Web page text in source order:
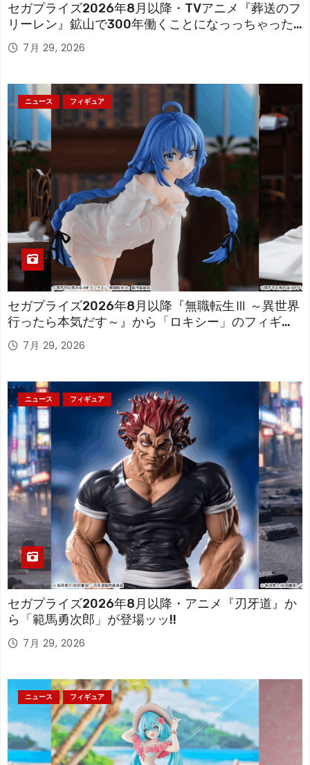
セガプライズ2026年8月以降・TVアニメ『葬送のフ
リーレン』鉱山で300年働くことになっっちゃった
「フリーレン」を立体化！
7月 29, 2026
ニュース フィギュア
セガプライズ2026年8月以降『無職転生Ⅲ ～異世界
行ったら本気だす～』から「ロキシー」のフィギュ
アが登場！
7月 29, 2026
ニュース フィギュア
セガプライズ2026年8月以降・アニメ『刃牙道』か
ら「範馬勇次郎」が登場ッッ!!
7月 29, 2026
ニュース フィギュア